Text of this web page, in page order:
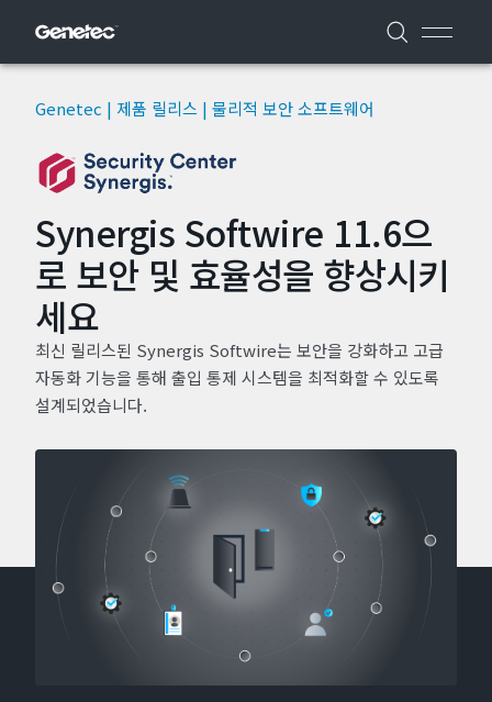
Genetec | 제품 릴리스 | 물리적 보안 소프트웨어
Synergis Softwire 11.6으
로 보안 및 효율성을 향상시키
세요
최신 릴리스된 Synergis Softwire는 보안을 강화하고 고급
자동화 기능을 통해 출입 통제 시스템을 최적화할 수 있도록
설계되었습니다.